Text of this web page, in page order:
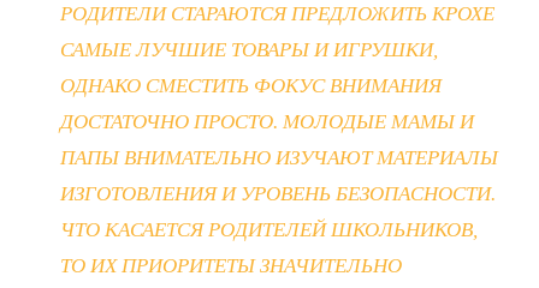
РОДИТЕЛИ СТАРАЮТСЯ ПРЕДЛОЖИТЬ КРОХЕ
САМЫЕ ЛУЧШИЕ ТОВАРЫ И ИГРУШКИ,
ОДНАКО СМЕСТИТЬ ФОКУС ВНИМАНИЯ
ДОСТАТОЧНО ПРОСТО. МОЛОДЫЕ МАМЫ И
ПАПЫ ВНИМАТЕЛЬНО ИЗУЧАЮТ МАТЕРИАЛЫ
ИЗГОТОВЛЕНИЯ И УРОВЕНЬ БЕЗОПАСНОСТИ.
ЧТО КАСАЕТСЯ РОДИТЕЛЕЙ ШКОЛЬНИКОВ,
ТО ИХ ПРИОРИТЕТЫ ЗНАЧИТЕЛЬНО